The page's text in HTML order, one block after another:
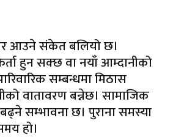
आउने संकेत बलियो छ।
हुन सक्छ वा नयाँ आम्दानीको
सम्बन्धमा मिठास
वातावरण बन्नेछ। सामाजिक
बढ्ने सम्भावना छ। पुराना समस्या
हो।